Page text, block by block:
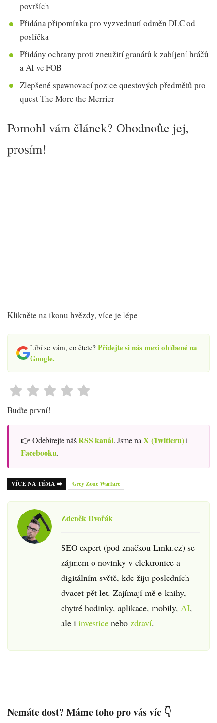
površích
Přidána připomínka pro vyzvednutí odměn DLC od
poslíčka
Přidány ochrany proti zneužití granátů k zabíjení hráčů
a AI ve FOB
Zlepšené spawnovací pozice questových předmětů pro
quest The More the Merrier
Pomohl vám článek? Ohodnoťte jej,
prosím!
Klikněte na ikonu hvězdy, více je lépe
Líbí se vám, co čtete? Přidejte si nás mezi oblíbené na
Google.
Buďte první!
👉 Odebírejte nášRSS kanál. Jsme na X (Twitteru)i
Facebooku.
VÍCE NA TÉMA ➡️ Grey Zone Warfare
Zdeněk Dvořák
SEO expert (pod značkou Linki.cz) se
zájmem o novinky v elektronice a
digitálním světě, kde žiju posledních
dvacet pět let. Zajímají mě e-knihy,
chytré hodinky, aplikace, mobily, AI,
ale i investice nebo zdraví.
Nemáte dost? Máme toho pro vás víc 👇